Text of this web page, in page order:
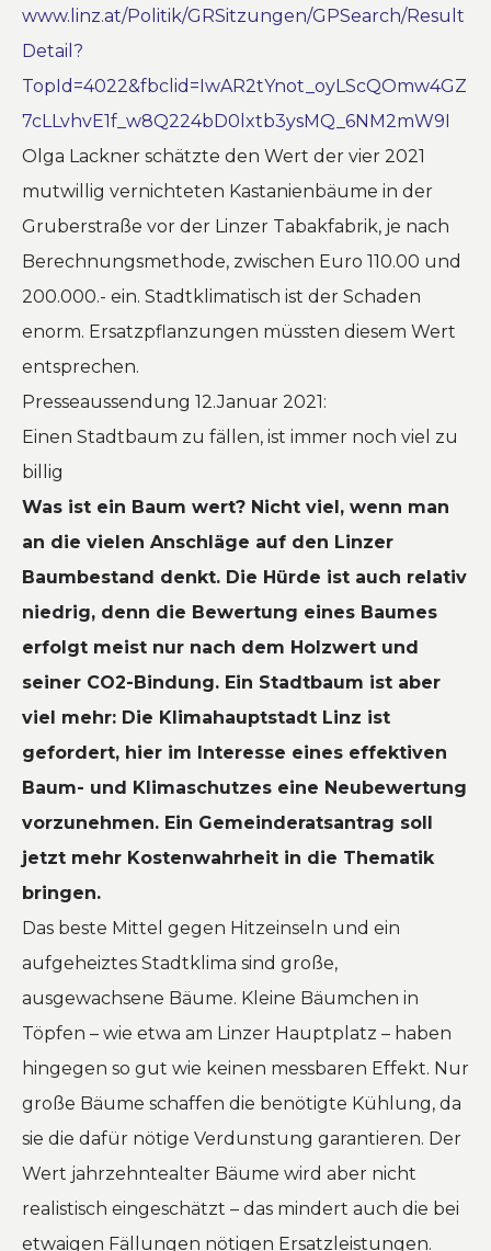
www.linz.at/Politik/GRSitzungen/GPSearch/Result
Detail?
TopId=4022&fbclid=IwAR2tYnot_oyLScQOmw4GZ
7cLLvhvE1f_w8Q224bD0lxtb3ysMQ_6NM2mW9I
Olga Lackner schätzte den Wert der vier 2021
mutwillig vernichteten Kastanienbäume in der
Gruberstraße vor der Linzer Tabakfabrik, je nach
Berechnungsmethode, zwischen Euro 110.00 und
200.000.- ein. Stadtklimatisch ist der Schaden
enorm. Ersatzpflanzungen müssten diesem Wert
entsprechen.
Presseaussendung 12.Januar 2021:
Einen Stadtbaum zu fällen, ist immer noch viel zu
billig
Was ist ein Baum wert? Nicht viel, wenn man
an die vielen Anschläge auf den Linzer
Baumbestand denkt. Die Hürde ist auch relativ
niedrig, denn die Bewertung eines Baumes
erfolgt meist nur nach dem Holzwert und
seiner CO2-Bindung. Ein Stadtbaum ist aber
viel mehr: Die Klimahauptstadt Linz ist
gefordert, hier im Interesse eines effektiven
Baum- und Klimaschutzes eine Neubewertung
vorzunehmen. Ein Gemeinderatsantrag soll
jetzt mehr Kostenwahrheit in die Thematik
bringen.
Das beste Mittel gegen Hitzeinseln und ein
aufgeheiztes Stadtklima sind große,
ausgewachsene Bäume. Kleine Bäumchen in
Töpfen – wie etwa am Linzer Hauptplatz – haben
hingegen so gut wie keinen messbaren Effekt. Nur
große Bäume schaffen die benötigte Kühlung, da
sie die dafür nötige Verdunstung garantieren. Der
Wert jahrzehntealter Bäume wird aber nicht
realistisch eingeschätzt – das mindert auch die bei
etwaigen Fällungen nötigen Ersatzleistungen.